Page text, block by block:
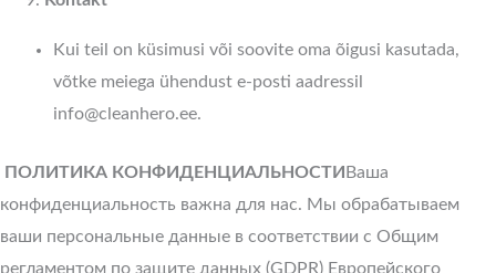
Kui teil on küsimusi või soovite oma õigusi kasutada,
võtke meiega ühendust e-posti aadressil
info@cleanhero.ee.
ПОЛИТИКА КОНФИДЕНЦИАЛЬНОСТИ Ваша
конфиденциальность важна для нас. Мы обрабатываем
ваши персональные данные в соответствии с Общим
регламентом по защите данных (GDPR) Европейского